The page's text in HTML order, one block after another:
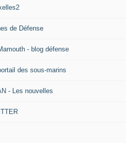
de Défense
- blog défense
des sous-marins
- Les nouvelles